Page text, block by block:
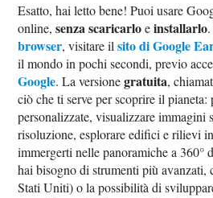
Esatto, hai letto bene! Puoi usare
online,senza scaricarloeinstallarlo
browser, visitare ilsito di Google
il mondo in pochi secondi, previo
Google. La versionegratuita,
ciò che ti serve per scoprire il pianeta:
personalizzate, visualizzare immagini
risoluzione, esplorare edifici e rilievi
immergerti nelle panoramiche a 360°
hai bisogno di strumenti più
Stati Uniti) o la possibilità di